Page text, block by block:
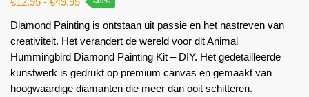
Diamond Painting is ontstaan ​​uit passie en het nastreven van
creativiteit. Het verandert de wereld voor dit Animal
Hummingbird Diamond Painting Kit – DIY. Het gedetailleerde
kunstwerk is gedrukt op premium canvas en gemaakt van
hoogwaardige diamanten die meer dan ooit schitteren.